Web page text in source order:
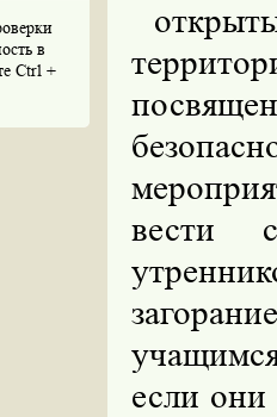
в
Ctrl +
вести
если они